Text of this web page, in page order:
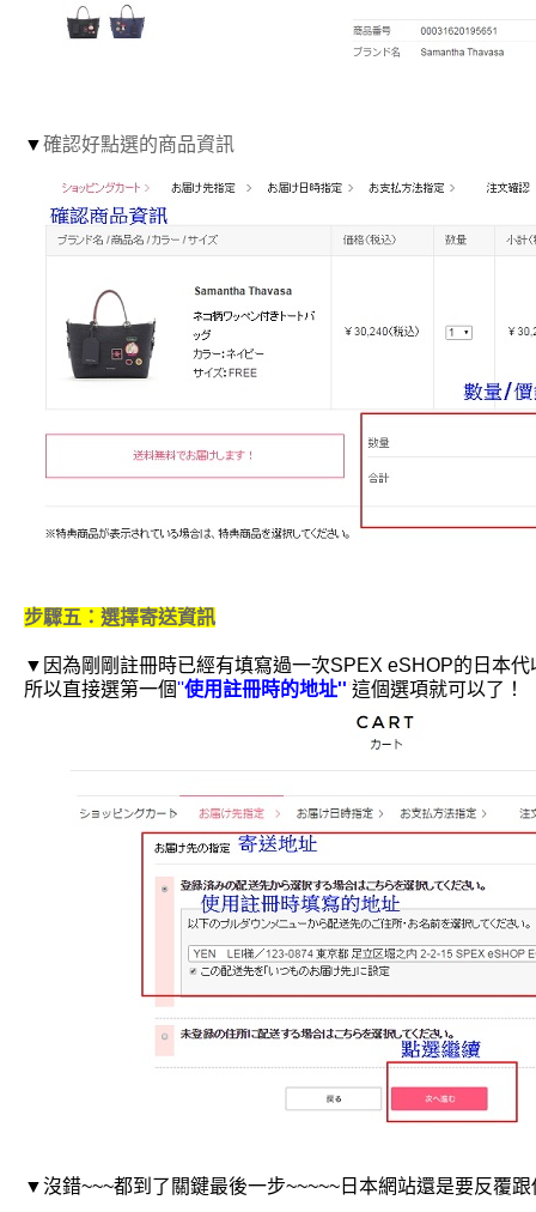
▼確認好點選的商品資訊
步驟五：選擇寄送資訊
▼因為剛剛註冊時已經有填寫過一次SPEX eSHOP的日本代
所以直接選第一個''使用註冊時的地址'''這個選項就可以了！
▼沒錯~~~都到了關鍵最後一步~~~~~日本網站還是要反覆